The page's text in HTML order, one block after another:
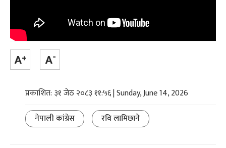
प्रकाशित: ३१ जेठ २०८३ ११:५६ | Sunday, June 14, 2026
नेपाली कांग्रेस
रवि लामिछाने